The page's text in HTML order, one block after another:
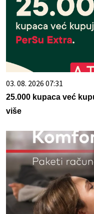
03. 08. 2026 07:31
25.000 kupaca već
više